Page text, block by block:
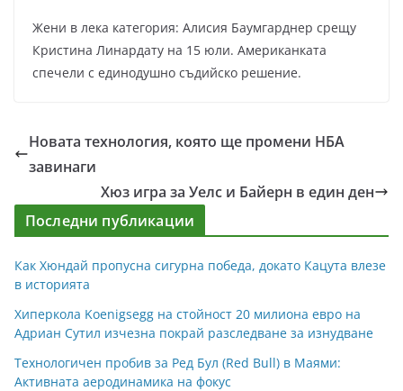
Жени в лека категория: Алисия Баумгарднер срещу
Кристина Линардату на 15 юли. Американката
спечели с единодушно съдийско решение.
Новата технология, която ще промени НБА
завинаги
Хюз игра за Уелс и Байерн в един ден
Последни публикации
Как Хюндай пропусна сигурна победа, докато Кацута влезе
в историята
Хиперкола Koenigsegg на стойност 20 милиона евро на
Адриан Сутил изчезна покрай разследване за изнудване
Технологичен пробив за Ред Бул (Red Bull) в Маями:
Активната аеродинамика на фокус